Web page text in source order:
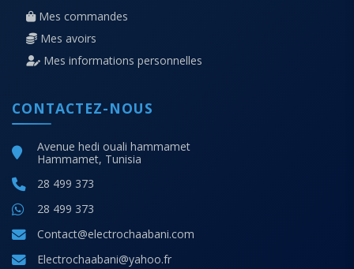
Mes commandes
Mes avoirs
Mes informations personnelles
CONTACTEZ-NOUS
Avenue hedi ouali hammamet
Hammamet, Tunisia
28 499 373
28 499 373
Contact@electrochaabani.com
Electrochaabani@yahoo.fr